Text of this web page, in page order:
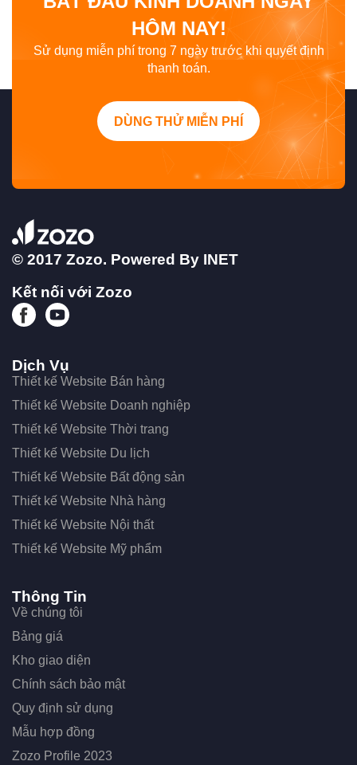
HÔM NAY!
Sử dụng miễn phí trong 7 ngày trước khi quyết định
thanh toán.
DÙNG THỬ MIỄN PHÍ
© 2017 Zozo. Powered By INET
Kết nối với Zozo
Dịch Vụ
Thiết kế Website Bán hàng
Thiết kế Website Doanh nghiệp
Thiết kế Website Thời trang
Thiết kế Website Du lịch
Thiết kế Website Bất động sản
Thiết kế Website Nhà hàng
Thiết kế Website Nội thất
Thiết kế Website Mỹ phẩm
Thông Tin
Về chúng tôi
Bảng giá
Kho giao diện
Chính sách bảo mật
Quy định sử dụng
Mẫu hợp đồng
Zozo Profile 2023